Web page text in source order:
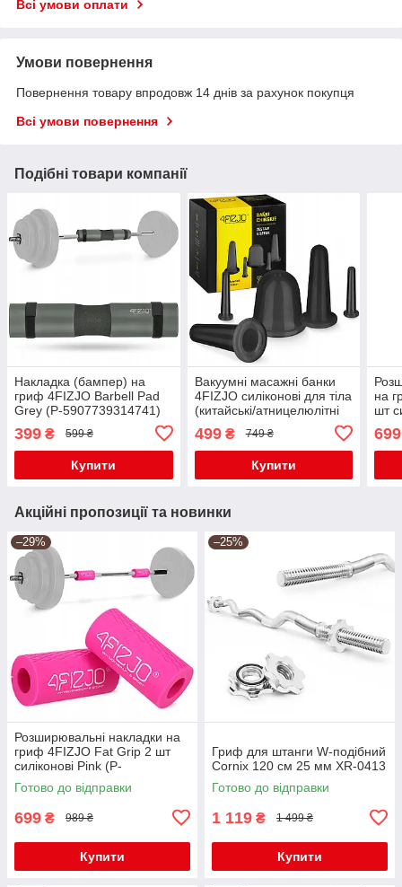
Всі умови оплати
Умови повернення
Повернення товару впродовж 14 днів за рахунок покупця
Всі умови повернення
Подібні товари компанії
Накладка (бампер) на
гриф 4FIZJO Barbell Pad
Grey (P-5907739314741)
399 ₴ 599 ₴
Купити
Вакуумні масажні банки
4FIZJO силіконові для тіла
(китайські/атницелюлітні
5907739314949)
499₴ 749 ₴
Купити
на
шт
699
Акційні пропозиції та новинки
–29%
Розширювальні накладки на
гриф 4FIZJO Fat Grip 2 шт
силіконові Pink (P-
5905973404334)
Готово до відправки
699 ₴ 989 ₴
Купити
–25%
Гриф для штанги W-подібний
Cornix 120 см 25 мм XR-0413
Готово до відправки
1 119 ₴ 1 499 ₴
Купити